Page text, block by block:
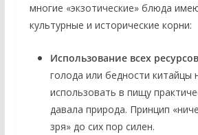
многие «экзотические» блюда
культурные и исторические корни:
Использование всех
голода или бедности китайцы
использовать в пищу
давала природа. Принцип
зря» до сих пор силен.